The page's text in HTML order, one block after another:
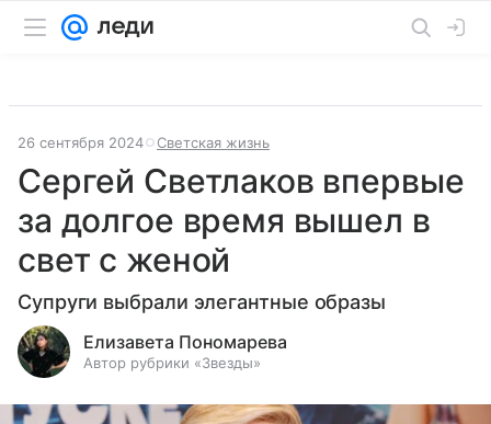
26 сентября 2024 Светская жизнь
Сергей Светлаков впервые
за долгое время вышел в
свет с женой
Супруги выбрали элегантные образы
Елизавета Пономарева
Автор рубрики «Звезды»